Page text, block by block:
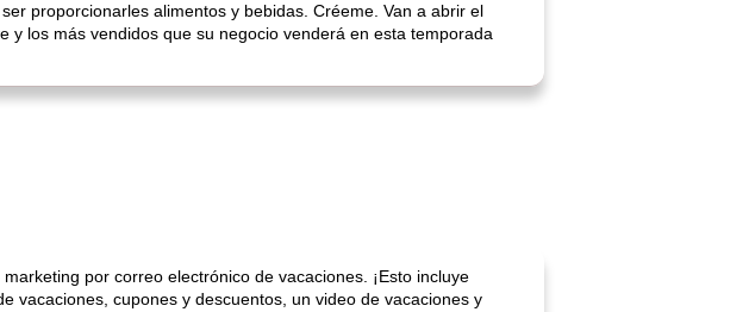
proporcionarles alimentos y bebidas. Créeme. Van a abrir el
y los más vendidos que su negocio venderá en esta temporada
por correo electrónico de vacaciones. ¡Esto incluye
vacaciones, cupones y descuentos, un video de vacaciones y